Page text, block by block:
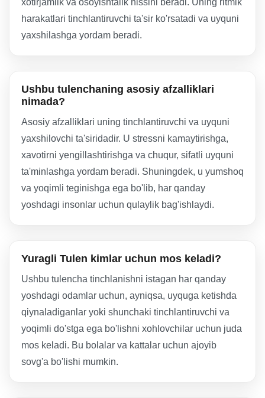
xotirjamlik va osoyishtalik hissini beradi. Uning ritmik
harakatlari tinchlantiruvchi ta'sir ko'rsatadi va uyquni
yaxshilashga yordam beradi.
Ushbu tulenchaning asosiy afzalliklari
nimada?
Asosiy afzalliklari uning tinchlantiruvchi va uyquni
yaxshilovchi ta'siridadir. U stressni kamaytirishga,
xavotirni yengillashtirishga va chuqur, sifatli uyquni
ta'minlashga yordam beradi. Shuningdek, u yumshoq
va yoqimli teginishga ega bo'lib, har qanday
yoshdagi insonlar uchun qulaylik bag'ishlaydi.
Yuragli Tulen kimlar uchun mos keladi?
Ushbu tulencha tinchlanishni istagan har qanday
yoshdagi odamlar uchun, ayniqsa, uyquga ketishda
qiynaladiganlar yoki shunchaki tinchlantiruvchi va
yoqimli do'stga ega bo'lishni xohlovchilar uchun juda
mos keladi. Bu bolalar va kattalar uchun ajoyib
sovg'a bo'lishi mumkin.